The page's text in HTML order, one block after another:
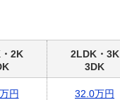
2K
2LDK・3K
3DK
円 32.0万円